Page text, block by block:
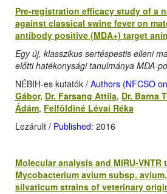
Pre-registration efficacy study of a
against classical swine fever on
antibody positive (MDA+) target
Egy új, klasszikus sertéspestis elleni
előtti hatékonysági tanulmánya MDA-
NÉBIH-es kutatók / Authors (NFCSO
Gábor, Dr. Farsang Attila, Dr. Barna
Ádám, Felföldiné Lévai Réka
Lezárult / Published: 2016
Molecular analysis and MIRU-VNTR
Mycobacterium avium subsp.
silvaticum strains of veterinary